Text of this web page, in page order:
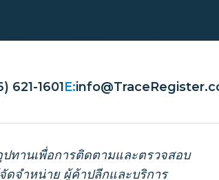
621-1601E:
ทานเพื่อการติดตามและตรวจสอบ
จำหน่าย ผู้ค้าปลีกและบริการ